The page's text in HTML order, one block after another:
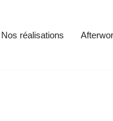
Nos réalisations